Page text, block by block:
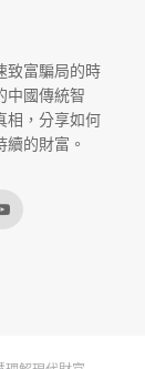
致富騙局的時
中國傳統智
相，分享如何
的財富。